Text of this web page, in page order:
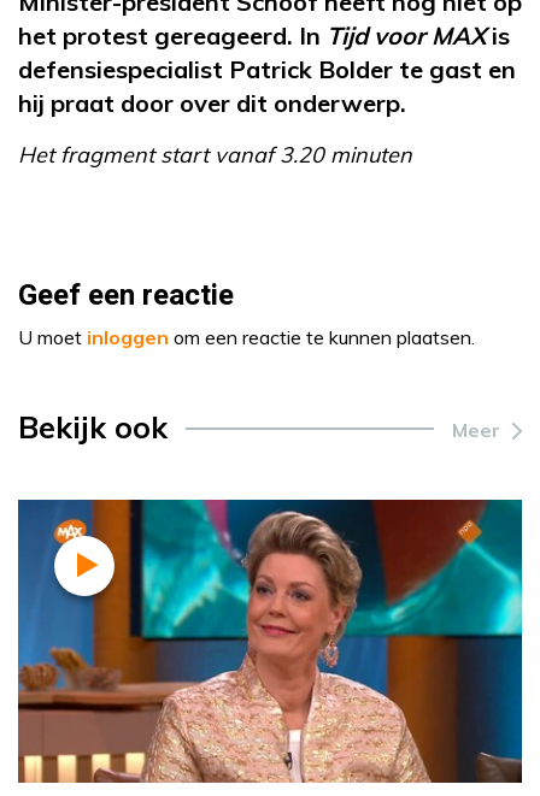
het protest gereageerd. In Tijd voor MAXis
defensiespecialist Patrick Bolder te gast en
hij praat door over dit onderwerp.
Het fragment start vanaf 3.20 minuten
Geef een reactie
U moet inloggen om een reactie te kunnen plaatsen.
Bekijk ook Meer